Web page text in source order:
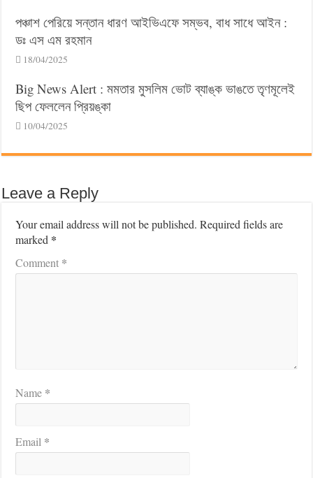
পঞ্চাশ পেরিয়ে সন্তান ধারণ আইভিএফে সম্ভব, বাধ সাধে আইন :
ডঃ এস এম রহমান
18/04/2025
Big News Alert : মমতার মুসলিম ভোট ব্যাঙ্ক ভাঙতে তৃণমূলেই
ছিপ ফেললেন প্রিয়ঙ্কা
10/04/2025
Leave a Reply
Your email address will not be published. Required fields are
marked *
Comment *
Name *
Email *